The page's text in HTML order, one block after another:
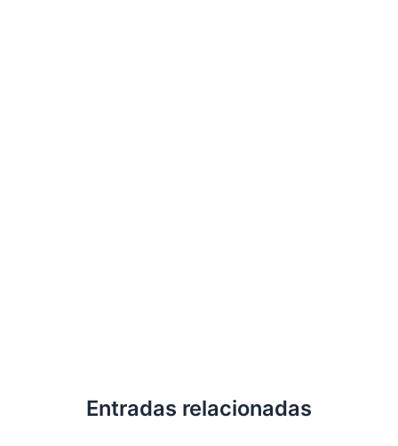
Entradas relacionadas